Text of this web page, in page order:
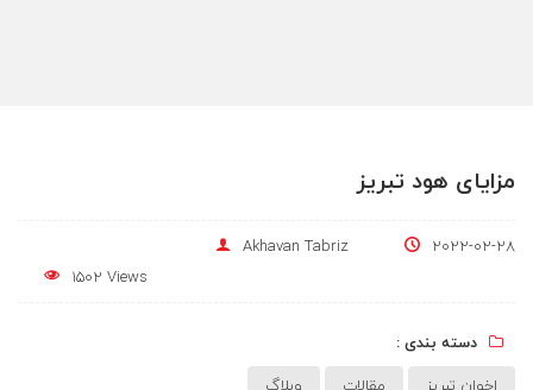
مزایای هود تبریز
2022-02-28
Akhavan Tabriz
1502 Views
دسته بندی :